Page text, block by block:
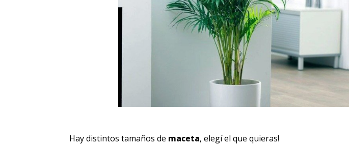
Hay distintos tamaños de maceta, elegí el que quieras!